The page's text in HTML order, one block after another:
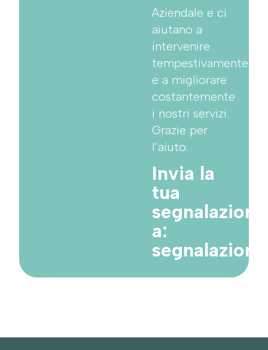
Aziendale e ci
aiutano a
intervenire
tempestivamente
e a migliorare
costantemente
i nostri servizi.
Grazie per
l’aiuto.
Invia la
tua
segnalazione
a: